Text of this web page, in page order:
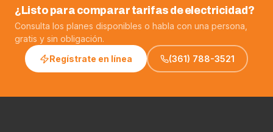
Consulta los planes disponibles o habla con una persona,
gratis y sin obligación.
Regístrate en línea
(361) 788-3521